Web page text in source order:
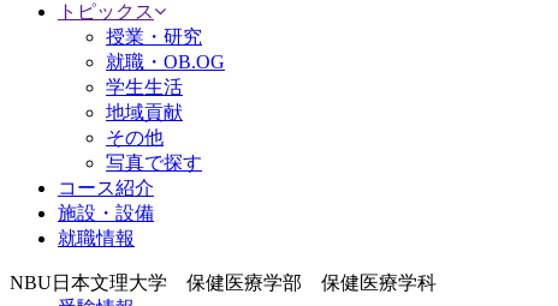
トピックス
授業・研究
就職・OB.OG
学生生活
地域貢献
その他
写真で探す
コース紹介
施設・設備
就職情報
NBU日本文理大学 保健医療学部 保健医療学科